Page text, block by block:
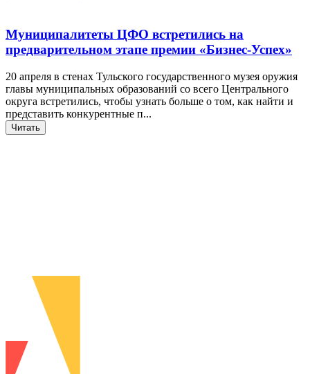
Муниципалитеты ЦФО встретились на
предварительном этапе премии «Бизнес-Успех»
20 апреля в стенах Тульского государственного музея оружия
главы муниципальных образований со всего Центрального
округа встретились, чтобы узнать больше о том, как найти и
представить конкурентные п...
Читать